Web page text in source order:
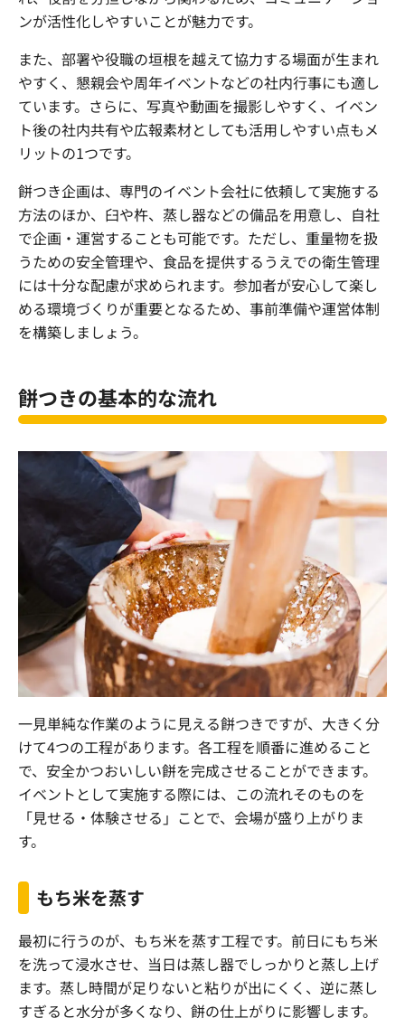
ンが活性化しやすいことが魅力です。
また、部署や役職の垣根を越えて協力する場面が生まれ
やすく、懇親会や周年イベントなどの社内行事にも適し
ています。さらに、写真や動画を撮影しやすく、イベン
ト後の社内共有や広報素材としても活用しやすい点もメ
リットの1つです。
餅つき企画は、専門のイベント会社に依頼して実施する
方法のほか、臼や杵、蒸し器などの備品を用意し、自社
で企画・運営することも可能です。ただし、重量物を扱
うための安全管理や、食品を提供するうえでの衛生管理
には十分な配慮が求められます。参加者が安心して楽し
める環境づくりが重要となるため、事前準備や運営体制
を構築しましょう。
餅つきの基本的な流れ
一見単純な作業のように見える餅つきですが、大きく分
けて4つの工程があります。各工程を順番に進めること
で、安全かつおいしい餅を完成させることができます。
イベントとして実施する際には、この流れそのものを
「見せる・体験させる」ことで、会場が盛り上がりま
す。
もち米を蒸す
最初に行うのが、もち米を蒸す工程です。前日にもち米
を洗って浸水させ、当日は蒸し器でしっかりと蒸し上げ
ます。蒸し時間が足りないと粘りが出にくく、逆に蒸し
すぎると水分が多くなり、餅の仕上がりに影響します。